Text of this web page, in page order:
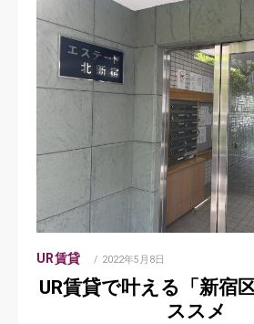
UR賃貸
POSTED
2022年5月8日
UR賃貸で叶える「新宿
ススメ